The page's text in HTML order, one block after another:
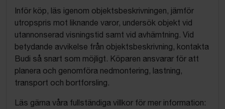
Inför köp, läs igenom objektsbeskrivningen, jämför
utropspris mot liknande varor, undersök objekt vid
utannonserad visningstid samt vid avhämtning. Vid
betydande avvikelse från objektsbeskrivning, kontakta
Budi så snart som möjligt. Köparen ansvarar för att
planera och genomföra nedmontering, lastning,
transport och bortforsling.
Läs gärna våra fullständiga villkor för mer information: